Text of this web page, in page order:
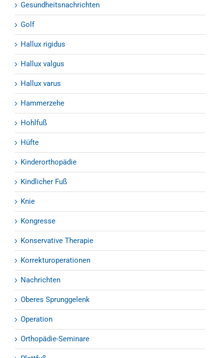
Gesundheitsnachrichten
Golf
Hallux rigidus
Hallux valgus
Hallux varus
Hammerzehe
Hohlfuß
Hüfte
Kinderorthopädie
Kindlicher Fuß
Knie
Kongresse
Konservative Therapie
Korrekturoperationen
Nachrichten
Oberes Sprunggelenk
Operation
Orthopädie-Seminare